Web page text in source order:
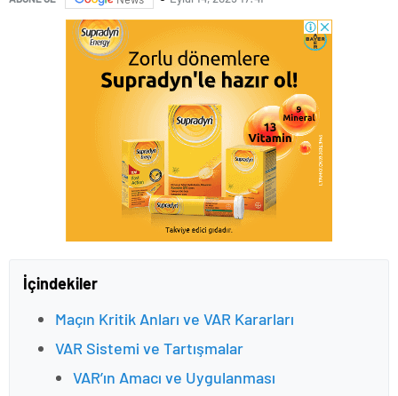
İçindekiler
Maçın Kritik Anları ve VAR Kararları
VAR Sistemi ve Tartışmalar
VAR’ın Amacı ve Uygulanması